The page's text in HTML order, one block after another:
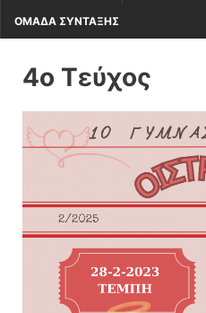
ΟΜΑΔΑ ΣΥΝΤΑΞΗΣ
4o Τεύχος